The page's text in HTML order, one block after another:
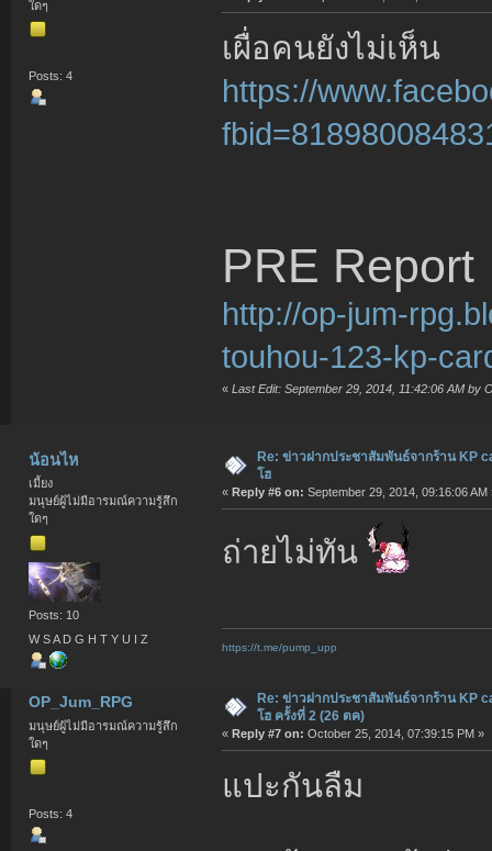
ใดๆ
Posts: 4
เผื่อคนยังไม่เห็น
https://
PRE Report
http://op-jum-
touhou-123-kp-
« Last Edit: September 29, 2014, 11:42:06 AM by
น้อนไห
เมี้ยง
มนุษย์ผู้ไม่มีอารมณ์ความรู้สึก
ใดๆ
Posts: 10
W S A D G H T Y U I Z
Re: ข่าวฝากประชาสัมพันธ์จากร้าน KP
โฮ
« Reply #6 on: September 29, 2014, 09:16:06 AM
ถ่ายไม่ทัน
https://t.me/pump_upp
OP_Jum_RPG
มนุษย์ผู้ไม่มีอารมณ์ความรู้สึก
ใดๆ
Posts: 4
Re: ข่าวฝากประชาสัมพันธ์จากร้าน KP
โฮ ครั้งที่ 2 (26 ตค)
« Reply #7 on: October 25, 2014, 07:39:15 PM »
แปะกันลืม